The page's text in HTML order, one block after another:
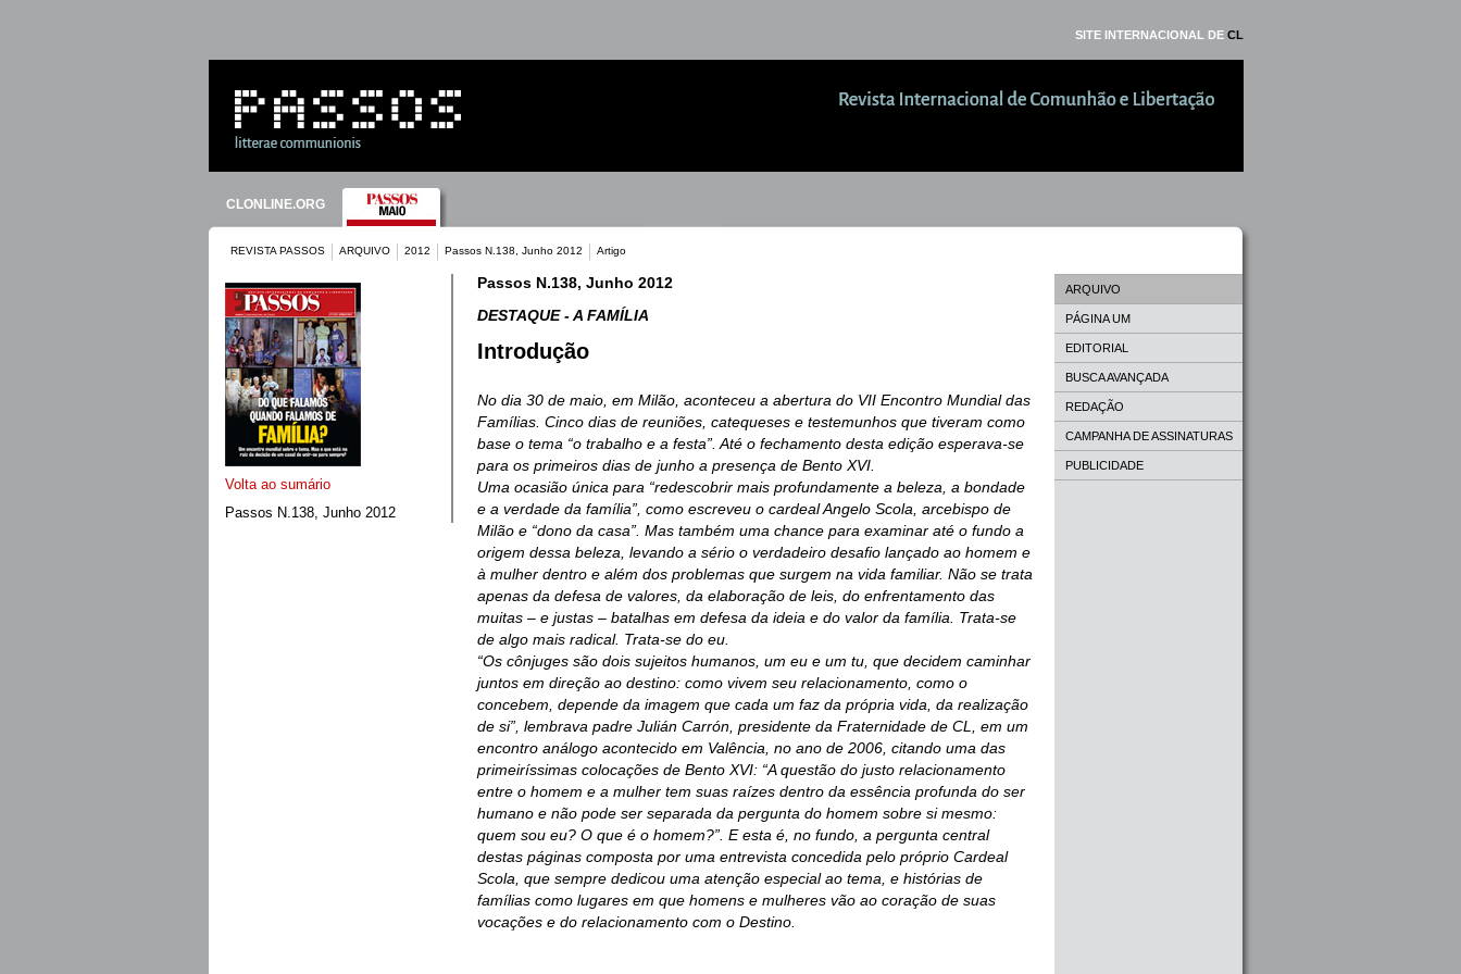
SITE INTERNACIONAL DE CL
CLONLINE.ORG
REVISTA PASSOS ARQUIVO 2012 Passos N.138, Junho 2012 Artigo
Volta ao sumário
Passos N.138, Junho 2012
Passos N.138, Junho 2012
DESTAQUE - A FAMÍLIA
Introdução
No dia 30 de maio, em Milão, aconteceu a abertura do VII Encontro Mundial das
Famílias. Cinco dias de reuniões, catequeses e testemunhos que tiveram como
base o tema “o trabalho e a festa”. Até o fechamento desta edição esperava-se
para os primeiros dias de junho a presença de Bento XVI.
Uma ocasião única para “redescobrir mais profundamente a beleza, a bondade
e a verdade da família”, como escreveu o cardeal Angelo Scola, arcebispo de
Milão e “dono da casa”. Mas também uma chance para examinar até o fundo a
origem dessa beleza, levando a sério o verdadeiro desafio lançado ao homem e
à mulher dentro e além dos problemas que surgem na vida familiar. Não se trata
apenas da defesa de valores, da elaboração de leis, do enfrentamento das
muitas – e justas – batalhas em defesa da ideia e do valor da família. Trata-se
de algo mais radical. Trata-se do eu.
“Os cônjuges são dois sujeitos humanos, um eu e um tu, que decidem caminhar
juntos em direção ao destino: como vivem seu relacionamento, como o
concebem, depende da imagem que cada um faz da própria vida, da realização
de si”, lembrava padre Julián Carrón, presidente da Fraternidade de CL, em um
encontro análogo acontecido em Valência, no ano de 2006, citando uma das
primeiríssimas colocações de Bento XVI: “A questão do justo relacionamento
entre o homem e a mulher tem suas raízes dentro da essência profunda do ser
humano e não pode ser separada da pergunta do homem sobre si mesmo:
quem sou eu? O que é o homem?”. E esta é, no fundo, a pergunta central
destas páginas composta por uma entrevista concedida pelo próprio Cardeal
Scola, que sempre dedicou uma atenção especial ao tema, e histórias de
famílias como lugares em que homens e mulheres vão ao coração de suas
vocações e do relacionamento com o Destino.
ARQUIVO
PÁGINA UM
EDITORIAL
BUSCA AVANÇADA
REDAÇÃO
CAMPANHA DE ASSINATURAS
PUBLICIDADE